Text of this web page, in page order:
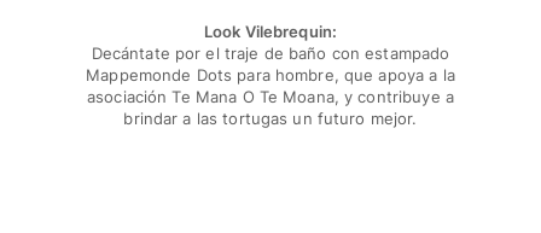
Look Vilebrequin:
Decántate por el traje de baño con estampado
Mappemonde Dots para hombre, que apoya a la
asociación Te Mana O Te Moana, y contribuye a
brindar a las tortugas un futuro mejor.